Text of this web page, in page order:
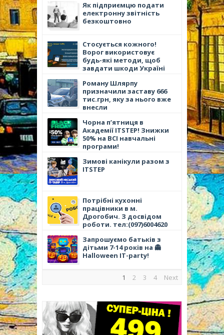
Як підприємцю подати
електронну звітність
безкоштовно
Стосується кожного!
Ворог використовує
будь-які методи, щоб
завдати шкоди Україні
Роману Шлярпу
призначили заставу 666
тис.грн, яку за нього вже
внесли
Чорна п’ятниця в
Академії ITSTEP! Знижки
50% на ВСІ навчальні
програми!
Зимові канікули разом з
ІТSTEP
Потрібні кухонні
працівники в м.
Дрогобич. З досвідом
роботи. тел:(097)6004620
Запрошуємо батьків з
дітьми 7-14 років на 👻
Halloween IT-party!
1 2 3 4 Next